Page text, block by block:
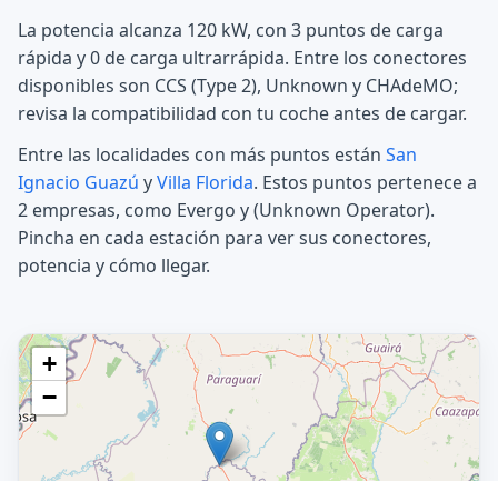
La potencia alcanza 120 kW, con 3 puntos de carga
rápida y 0 de carga ultrarrápida. Entre los conectores
disponibles son CCS (Type 2), Unknown y CHAdeMO;
revisa la compatibilidad con tu coche antes de cargar.
Entre las localidades con más puntos están San
Ignacio Guazú yVilla Florida. Estos puntos pertenece a
2 empresas, como Evergo y (Unknown Operator).
Pincha en cada estación para ver sus conectores,
potencia y cómo llegar.
+
−